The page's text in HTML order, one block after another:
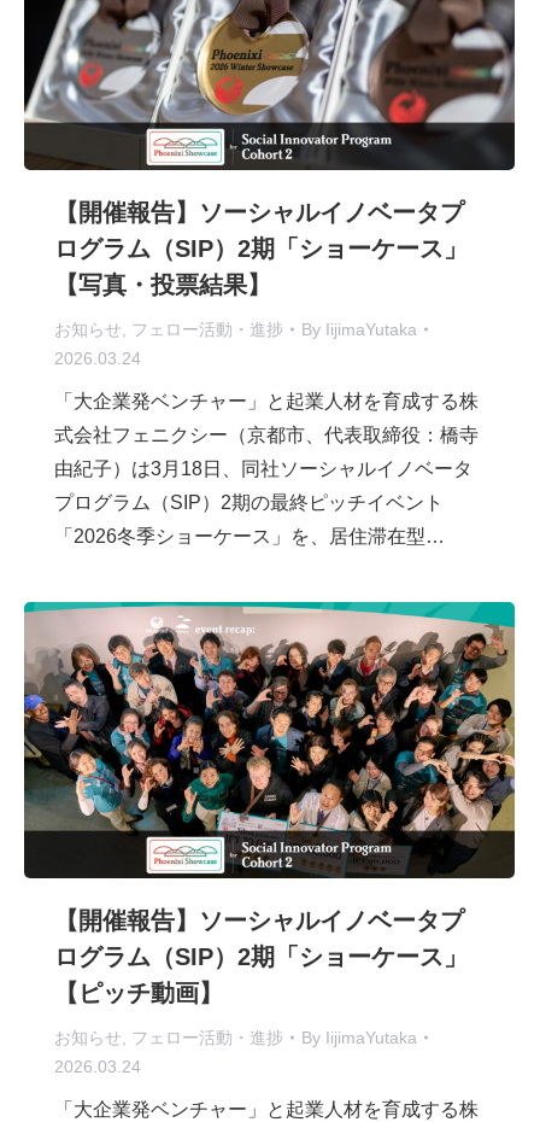
【開催報告】ソーシャルイノベータプ
ログラム（SIP）2期「ショーケース」
【写真・投票結果】
お知らせ フェロー活動・進捗 By IijimaYutaka
2026.03.24
「大企業発ベンチャー」と起業人材を育成する株
式会社フェニクシー（京都市、代表取締役：橋寺
由紀子）は3月18日、同社ソーシャルイノベータ
プログラム（SIP）2期の最終ピッチイベント
「2026冬季ショーケース」を、居住滞在型…
【開催報告】ソーシャルイノベータプ
ログラム（SIP）2期「ショーケース」
【ピッチ動画】
お知らせ フェロー活動・進捗 By IijimaYutaka
2026.03.24
「大企業発ベンチャー」と起業人材を育成する株